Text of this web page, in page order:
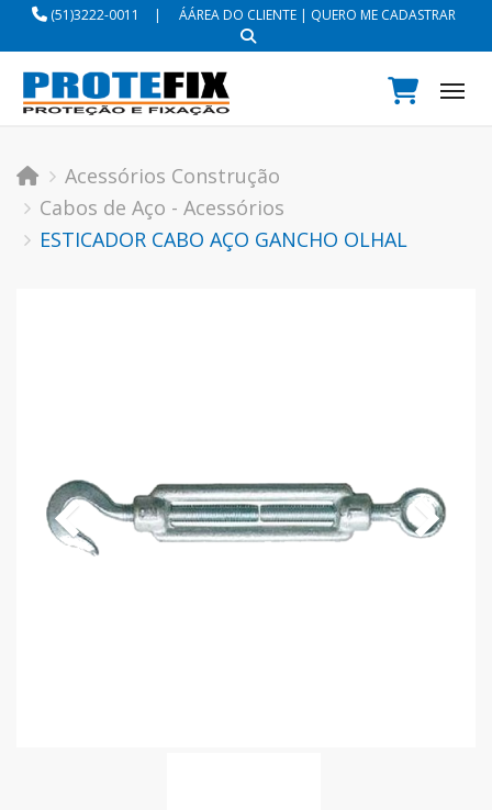
(51)3222-0011 | ÁÁREA DO CLIENTE| QUERO ME CADASTRAR
Acessórios Construção
Cabos de Aço - Acessórios
ESTICADOR CABO AÇO GANCHO OLHAL